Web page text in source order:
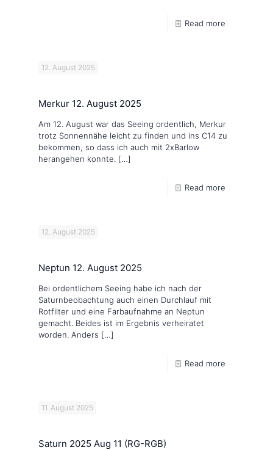
Read more
12. August 2025
Merkur 12. August 2025
Am 12. August war das Seeing ordentlich, Merkur
trotz Sonnennähe leicht zu finden und ins C14 zu
bekommen, so dass ich auch mit 2xBarlow
herangehen konnte. […]
Read more
12. August 2025
Neptun 12. August 2025
Bei ordentlichem Seeing habe ich nach der
Saturnbeobachtung auch einen Durchlauf mit
Rotfilter und eine Farbaufnahme an Neptun
gemacht. Beides ist im Ergebnis verheiratet
worden. Anders […]
Read more
11. August 2025
Saturn 2025 Aug 11 (RG-RGB)